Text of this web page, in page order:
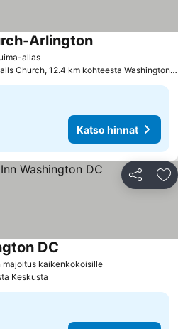
allasKatso hinnat
ArlingtonKatso hinnat
Church, 12.4 km kohteesta Washington
Katso hinnat
Jaa
kaikenkokoisilleKatso hinnat
DC
Keskusta